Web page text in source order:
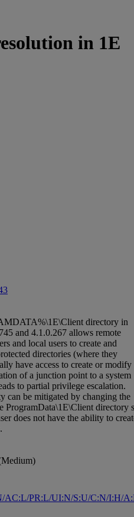
in 1E
directory in
and 4.1.0.267 allows remote
and local users to create and
directories (where they
have access to create or modify
of a junction point to a system
to partial privilege escalation.
can be mitigated by changing the
ProgramData\1E\Client directory
does not have the ability to
AC:L/PR:L/UI:N/S:U/C:N/I:H/